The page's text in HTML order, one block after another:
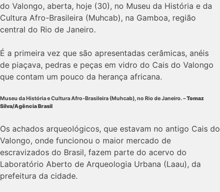
do Valongo, aberta, hoje (30), no Museu da História e da
Cultura Afro-Brasileira (Muhcab), na Gamboa, região
central do Rio de Janeiro.
É a primeira vez que são apresentadas cerâmicas, anéis
de piaçava, pedras e peças em vidro do Cais do Valongo
que contam um pouco da herança africana.
Museu da História e Cultura Afro-Brasileira (Muhcab), no Rio de Janeiro. –Tomaz
Silva/Agência Brasil
Os achados arqueológicos, que estavam no antigo Cais do
Valongo, onde funcionou o maior mercado de
escravizados do Brasil, fazem parte do acervo do
Laboratório Aberto de Arqueologia Urbana (Laau), da
prefeitura da cidade.